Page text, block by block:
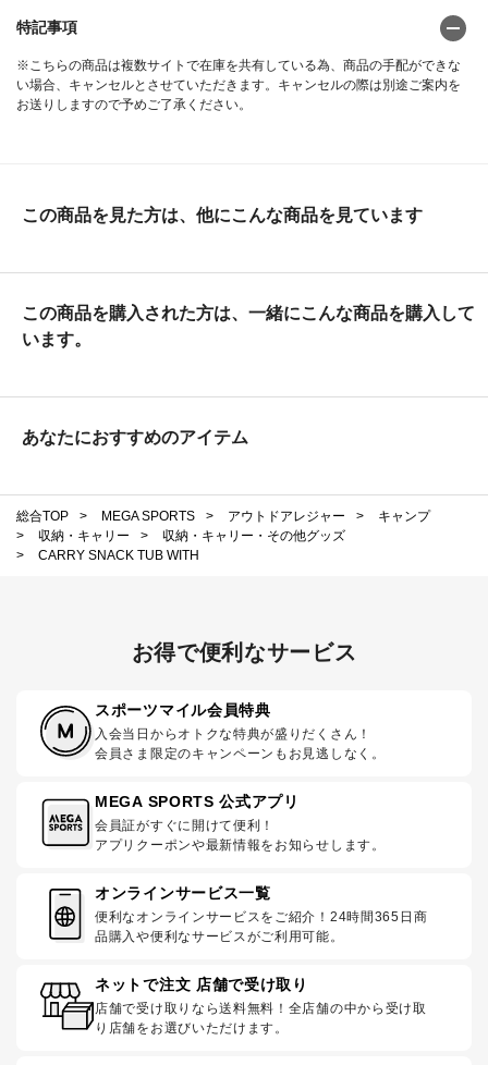
特記事項
※こちらの商品は複数サイトで在庫を共有している為、商品の手配ができな
い場合、キャンセルとさせていただきます。キャンセルの際は別途ご案内を
お送りしますので予めご了承ください。
この商品を見た方は、他にこんな商品を見ています
この商品を購入された方は、一緒にこんな商品を購入して
います。
あなたにおすすめのアイテム
総合TOP > MEGA SPORTS > アウトドアレジャー >
キャンプ
>
収納・キャリー >
収納・キャリー・その他グッズ
>
CARRY SNACK TUB WITH
お得で便利なサービス
スポーツマイル会員特典
入会当日からオトクな特典が盛りだくさん！
会員さま限定のキャンペーンもお見逃しなく。
MEGA SPORTS 公式アプリ
会員証がすぐに開けて便利！
アプリクーポンや最新情報をお知らせします。
オンラインサービス一覧
便利なオンラインサービスをご紹介！24時間365日商
品購入や便利なサービスがご利用可能。
ネットで注文 店舗で受け取り
店舗で受け取りなら送料無料！全店舗の中から受け取
り店舗をお選びいただけます。